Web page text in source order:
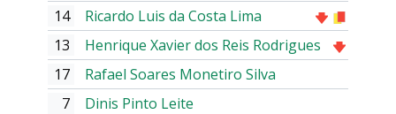
14
Ricardo Luis da Costa Lima
13
Henrique Xavier dos Reis Rodrigues
17
Rafael Soares Monetiro Silva
7
Dinis Pinto Leite